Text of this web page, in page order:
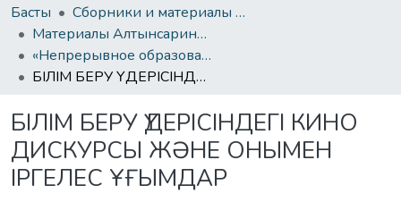
Басты
Сборники и материалы конференций
Материалы Алтынсаринских педагогических чтений
«Непрерывное образование Республики Казахстан в контексте современных вызовов к образовательной системе»
БІЛІМ БЕРУ ҮДЕРІСІНДЕГІ КИНО ДИСКУРСЫ ЖƏНЕ ОНЫМЕН ІРГЕЛЕС ҰҒЫМДАР
БІЛІМ БЕРУ ҮДЕРІСІНДЕГІ КИНО
ДИСКУРСЫ ЖƏНЕ ОНЫМЕН
ІРГЕЛЕС ҰҒЫМДАР